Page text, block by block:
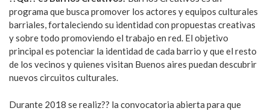
programa que busca promover los actores y equipos culturales
barriales, fortaleciendo su identidad con propuestas creativas
y sobre todo promoviendo el trabajo en red. El objetivo
principal es potenciar la identidad de cada barrio y que el resto
de los vecinos y quienes visitan Buenos aires puedan descubrir
nuevos circuitos culturales.
Durante 2018 se realiz?? la convocatoria abierta para que